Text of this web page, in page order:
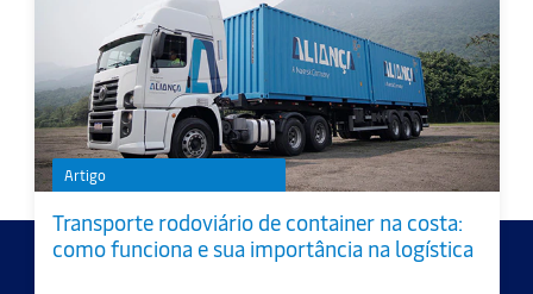
Artigo
Transporte rodoviário de container na costa:
como funciona e sua importância na logística